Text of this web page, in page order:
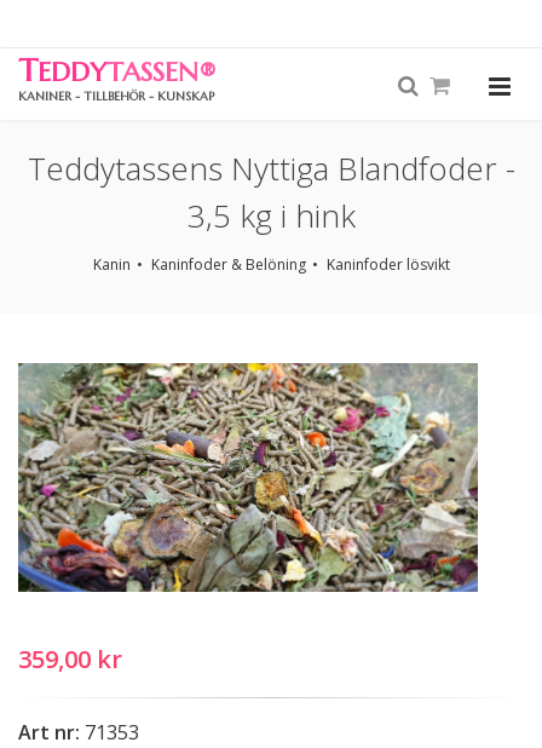
TEDDYTASSEN®
KANINER - TILLBEHÖR - KUNSKAP
Teddytassens Nyttiga Blandfoder -
3,5 kg i hink
Kanin Kaninfoder & Belöning Kaninfoder lösvikt
359,00 kr
Art nr: 71353